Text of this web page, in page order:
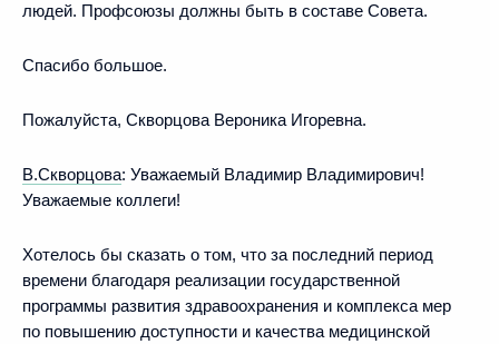
людей. Профсоюзы должны быть в составе Совета.
Спасибо большое.
Пожалуйста, Скворцова Вероника Игоревна.
В.Скворцова: Уважаемый Владимир Владимирович!
Уважаемые коллеги!
Хотелось бы сказать о том, что за последний период
времени благодаря реализации государственной
программы развития здравоохранения и комплекса мер
по повышению доступности и качества медицинской